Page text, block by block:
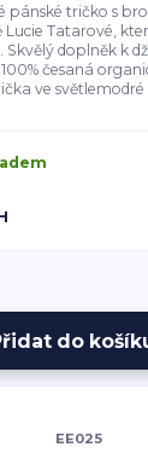
pánské tričko s
Tatarové,
doplněk k
česaná
ve světlemodré
do
EE025